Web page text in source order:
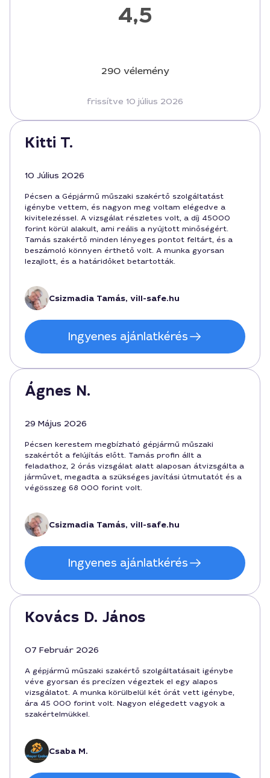
4,5
290 vélemény
frissítve 10 július 2026
Kitti T.
10 Július 2026
Pécsen a Gépjármű műszaki szakértő szolgáltatást
igénybe vettem, és nagyon meg voltam elégedve a
kivitelezéssel. A vizsgálat részletes volt, a díj 45000
forint körül alakult, ami reális a nyújtott minőségért.
Tamás szakértő minden lényeges pontot feltárt, és a
beszámoló könnyen érthető volt. A munka gyorsan
lezajlott, és a határidőket betartották.
Csizmadia Tamás, vill-safe.hu
Ingyenes ajánlatkérés
Ágnes N.
29 Május 2026
Pécsen kerestem megbízható gépjármű műszaki
szakértőt a felújítás előtt. Tamás profin állt a
feladathoz, 2 órás vizsgálat alatt alaposan átvizsgálta a
járművet, megadta a szükséges javítási útmutatót és a
végösszeg 68 000 forint volt.
Csizmadia Tamás, vill-safe.hu
Ingyenes ajánlatkérés
Kovács D. János
07 Február 2026
A gépjármű műszaki szakértő szolgáltatásait igénybe
véve gyorsan és precízen végeztek el egy alapos
vizsgálatot. A munka körülbelül két órát vett igénybe,
ára 45 000 forint volt. Nagyon elégedett vagyok a
szakértelmükkel.
Csaba M.